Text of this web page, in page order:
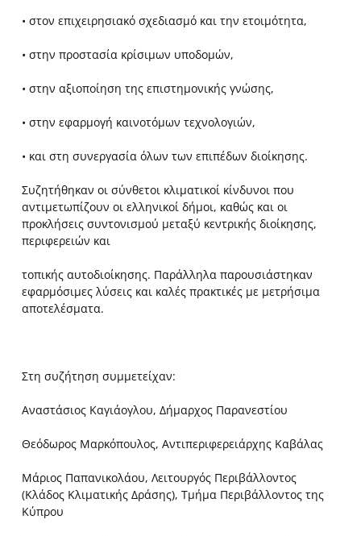
• στον επιχειρησιακό σχεδιασμό και την ετοιμότητα,
• στην προστασία κρίσιμων υποδομών,
• στην αξιοποίηση της επιστημονικής γνώσης,
• στην εφαρμογή καινοτόμων τεχνολογιών,
• και στη συνεργασία όλων των επιπέδων διοίκησης.
Συζητήθηκαν οι σύνθετοι κλιματικοί κίνδυνοι που
αντιμετωπίζουν οι ελληνικοί δήμοι, καθώς και οι
προκλήσεις συντονισμού μεταξύ κεντρικής διοίκησης,
περιφερειών και
τοπικής αυτοδιοίκησης. Παράλληλα παρουσιάστηκαν
εφαρμόσιμες λύσεις και καλές πρακτικές με μετρήσιμα
αποτελέσματα.
Στη συζήτηση συμμετείχαν:
Αναστάσιος Καγιάογλου, Δήμαρχος Παρανεστίου
Θεόδωρος Μαρκόπουλος, Αντιπεριφερειάρχης Καβάλας
Μάριος Παπανικολάου, Λειτουργός Περιβάλλοντος
(Κλάδος Κλιματικής Δράσης), Τμήμα Περιβάλλοντος της
Κύπρου